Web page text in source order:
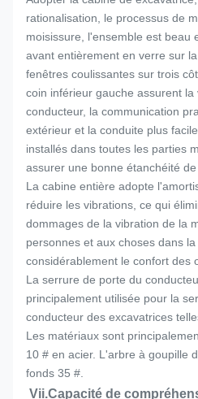
rationalisation, le processus de
moisissure, l'ensemble est beau
avant entièrement en verre sur
fenêtres coulissantes sur trois
coin inférieur gauche assurent la
conducteur, la communication
extérieur et la conduite plus
installés dans toutes les parties
assurer une bonne étanchéité de
La cabine entière adopte
réduire les vibrations, ce qui
dommages de la vibration de la
personnes et aux choses dans
considérablement le confort des
La serrure de porte du
principalement utilisée pour la
conducteur des excavatrices
Les matériaux sont
10 # en acier. L'arbre à goupille
fonds 35 #.
Vii.Capacité de